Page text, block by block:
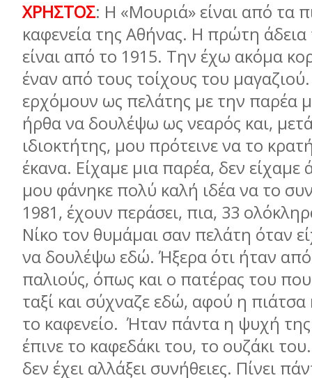
ΧΡΗΣΤΟΣ: Η «Μουριά» είναι από τα
καφενεία της Αθήνας. Η πρώτη άδεια
είναι από το 1915. Την έχω ακόμα
έναν από τους τοίχους του
ερχόμουν ως πελάτης με την παρέα
ήρθα να δουλέψω ως νεαρός και,
ιδιοκτήτης, μου πρότεινε να το
έκανα. Είχαμε μια παρέα, δεν είχαμε
μου φάνηκε πολύ καλή ιδέα να το
1981, έχουν περάσει, πια, 33
Νίκο τον θυμάμαι σαν πελάτη όταν
να δουλέψω εδώ. Ήξερα ότι ήταν
παλιούς, όπως και ο πατέρας του
ταξί και σύχναζε εδώ, αφού η
το καφενείο. Ήταν πάντα η ψυχή
έπινε το καφεδάκι του, το ουζάκι
δεν έχει αλλάξει συνήθειες. Πίνει